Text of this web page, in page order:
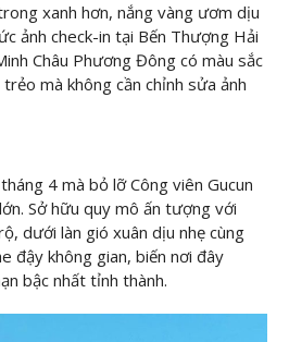
xanh hơn, nắng vàng ươm dịu
ảnh check-in tại Bến Thượng Hải
Châu Phương Đông có màu sắc
mà không cần chỉnh sửa ảnh
4 mà bỏ lỡ Công viên Gucun
Sở hữu quy mô ấn tượng với
dưới làn gió xuân dịu nhẹ cùng
đậy không gian, biến nơi đây
bậc nhất tỉnh thành.